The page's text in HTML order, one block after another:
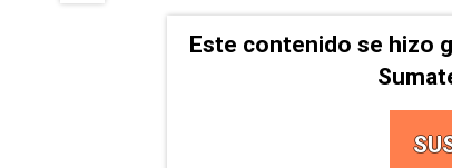
Este contenido se hizo